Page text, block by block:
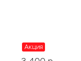
Акция